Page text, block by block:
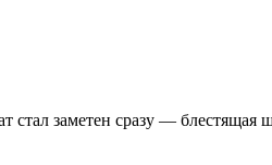
стал заметен сразу —